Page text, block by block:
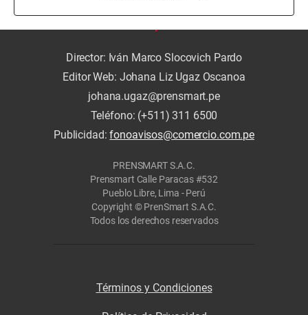
Director: Iván Marco Slocovich Pardo
Editor Web: Johana Liz Ugaz Oscanoa
johana.ugaz@prensmart.pe
Teléfono: (+511) 311 6500
Publicidad:fonoavisos@comercio.com.pe
PRENSMART S.A.C.
Prensmart Calle Paracas #532
Pueblo Libre, Lima - Perú
Copyright © PrenSmart S.A.C.
Todos los derechos reservados
Términos y Condiciones